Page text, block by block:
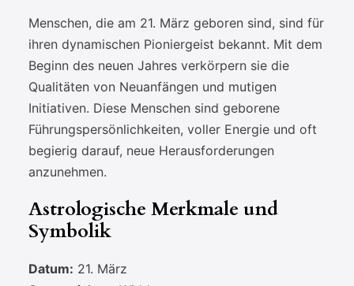
Menschen, die am 21. März geboren sind, sind für
ihren dynamischen Pioniergeist bekannt. Mit dem
Beginn des neuen Jahres verkörpern sie die
Qualitäten von Neuanfängen und mutigen
Initiativen. Diese Menschen sind geborene
Führungspersönlichkeiten, voller Energie und oft
begierig darauf, neue Herausforderungen
anzunehmen.
Astrologische Merkmale und
Symbolik
Datum: 21. März